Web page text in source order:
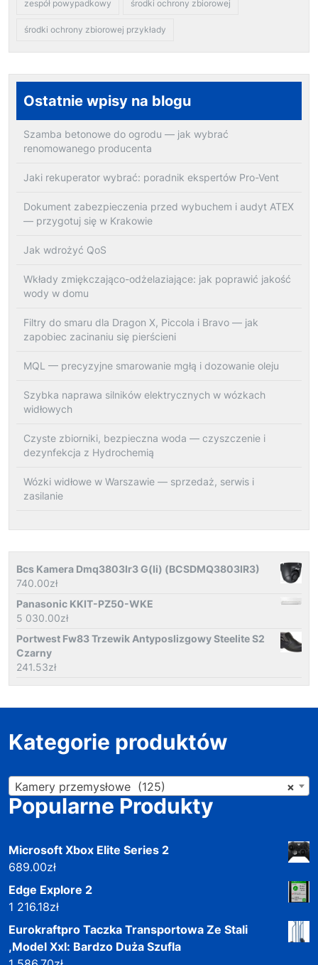
zespół powypadkowy środki ochrony zbiorowej
środki ochrony zbiorowej przykłady
Ostatnie wpisy na blogu
Szamba betonowe do ogrodu — jak wybrać
renomowanego producenta
Jaki rekuperator wybrać: poradnik ekspertów Pro-Vent
Dokument zabezpieczenia przed wybuchem i audyt ATEX
— przygotuj się w Krakowie
Jak wdrożyć QoS
Wkłady zmiękczająco-odżelaziające: jak poprawić jakość
wody w domu
Filtry do smaru dla Dragon X, Piccola i Bravo — jak
zapobiec zacinaniu się pierścieni
MQL — precyzyjne smarowanie mgłą i dozowanie oleju
Szybka naprawa silników elektrycznych w wózkach
widłowych
Czyste zbiorniki, bezpieczna woda — czyszczenie i
dezynfekcja z Hydrochemią
Wózki widłowe w Warszawie — sprzedaż, serwis i
zasilanie
Bcs Kamera Dmq3803Ir3 G(Ii) (BCSDMQ3803IR3)
740.00zł
Panasonic KKIT-PZ50-WKE
5 030.00zł
Portwest Fw83 Trzewik Antyposlizgowy Steelite S2
Czarny
241.53zł
Kategorie produktów
×
Kamery przemysłowe (125)
Popularne Produkty
Microsoft Xbox Elite Series 2
689.00zł
Edge Explore 2
1 216.18zł
Eurokraftpro Taczka Transportowa Ze Stali
,Model Xxl: Bardzo Duża Szufla